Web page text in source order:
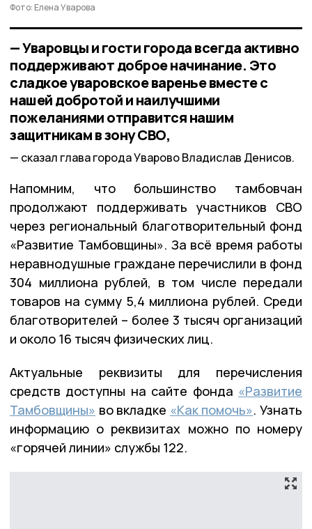
Фото: Елена Уварова
— Уваровцы и гости города всегда активно
поддерживают доброе начинание. Это
сладкое уваровское варенье вместе с
нашей добротой и наилучшими
пожеланиями отправится нашим
защитникам в зону СВО,
сказал глава города Уварово Владислав Денисов.
Напомним, что большинство тамбовчан
продолжают поддерживать участников СВО
через региональный благотворительный фонд
«Развитие Тамбовщины». За всё время работы
неравнодушные граждане перечислили в фонд
304 миллиона рублей, в том числе передали
товаров на сумму 5,4 миллиона рублей. Среди
благотворителей – более 3 тысяч организаций
и около 16 тысяч физических лиц.
Актуальные реквизиты для перечисления
средств доступны на сайте фонда «Развитие
Тамбовщины» во вкладке «Как помочь». Узнать
информацию о реквизитах можно по номеру
«горячей линии» службы 122.